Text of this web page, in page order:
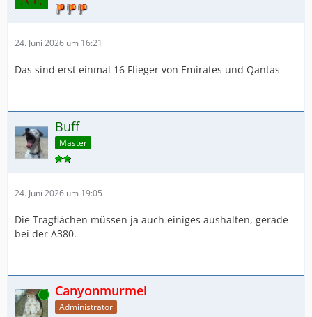
24. Juni 2026 um 16:21
Das sind erst einmal 16 Flieger von Emirates und Qantas
Buff
Master
24. Juni 2026 um 19:05
Die Tragflächen müssen ja auch einiges aushalten, gerade
bei der A380.
Online Canyonmurmel
Administrator